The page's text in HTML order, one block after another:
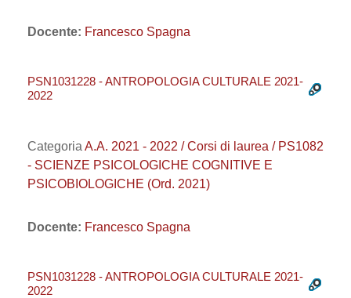
Docente: Francesco Spagna
PSN1031228 - ANTROPOLOGIA CULTURALE 2021-
2022
Categoria A.A. 2021 - 2022 / Corsi di laurea / PS1082
- SCIENZE PSICOLOGICHE COGNITIVE E
PSICOBIOLOGICHE (Ord. 2021)
Docente: Francesco Spagna
PSN1031228 - ANTROPOLOGIA CULTURALE 2021-
2022